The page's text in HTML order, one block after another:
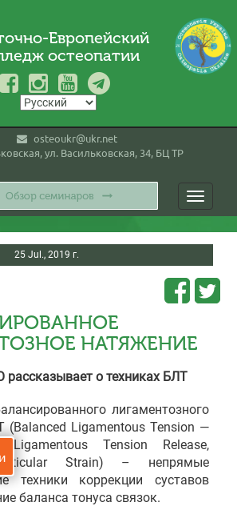
Европейский
остеопатии
osteoukr@ukr.net
ул. Васильковская, 34, БЦ TP
Toggle
25 Jul., 2019 г.
НАТЯЖЕНИЕ
о техниках БЛТ
лигаментозного
(Balanced Ligamentous Tension —
Ligamentous Tension Release,
Articular Strain) – непрямые
техники коррекции суставов
баланса тонуса связок.